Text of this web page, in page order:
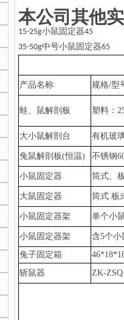
本公司其他
15-25g小鼠固定器45
35-50g中号小鼠固定器65
产品名称 规格/型
蛙、鼠解剖板 塑料：
大小鼠解剖台 有机玻
兔鼠解剖板(恒温) 不锈钢
小鼠固定器 筒式、
大鼠固定器 筒式 板
小鼠固定器架 单个小
小鼠固定器架 含5个小
兔子固定箱
斩鼠器
ZK-ZSQ